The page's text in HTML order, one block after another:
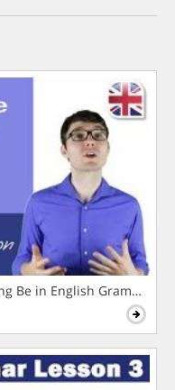
Be in English Grammar